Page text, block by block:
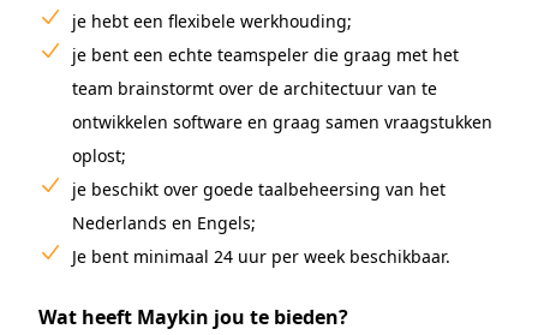
je hebt een flexibele werkhouding;
je bent een echte teamspeler die graag met het
team brainstormt over de architectuur van te
ontwikkelen software en graag samen vraagstukken
oplost;
je beschikt over goede taalbeheersing van het
Nederlands en Engels;
Je bent minimaal 24 uur per week beschikbaar.
Wat heeft Maykin jou te bieden?